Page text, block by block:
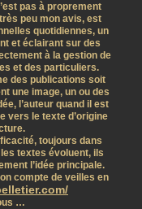
pas à proprement
peu mon avis, est
quotidiennes, un
et éclairant sur des
à la gestion de
et des particuliers.
des publications soit
une image, un ou des
l’auteur quand il est
vers le texte d’origine
toujours dans
les textes évoluent, ils
l’idée principale.
compte de veilles en
…